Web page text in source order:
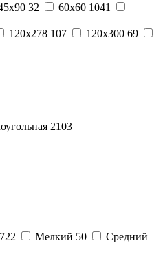
32 60x60 1041
120x278 107 120x300 69
2103
722 Мелкий 50
Средний